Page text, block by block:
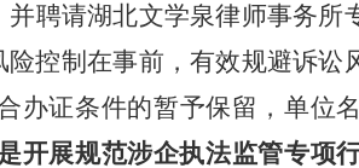
聘请湖北文学泉律师事务
控制在事前，有效规避诉讼
办证条件的暂予保留，单位
开展规范涉企执法监管专项行